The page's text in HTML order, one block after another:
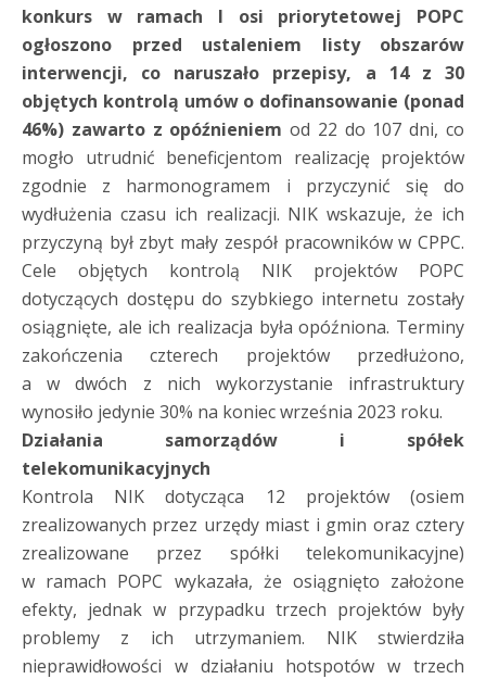
konkurs w ramach I osi priorytetowej POPC
ogłoszono przed ustaleniem listy obszarów
interwencji, co naruszało przepisy, a 14 z 30
objętych kontrolą umów o dofinansowanie (ponad
46%) zawarto z opóźnieniem od 22 do 107 dni, co
mogło utrudnić beneficjentom realizację projektów
zgodnie z harmonogramem i przyczynić się do
wydłużenia czasu ich realizacji. NIK wskazuje, że ich
przyczyną był zbyt mały zespół pracowników w CPPC.
Cele objętych kontrolą NIK projektów POPC
dotyczących dostępu do szybkiego internetu zostały
osiągnięte, ale ich realizacja była opóźniona. Terminy
zakończenia czterech projektów przedłużono,
a w dwóch z nich wykorzystanie infrastruktury
wynosiło jedynie 30% na koniec września 2023 roku.
Działania samorządów i spółek
telekomunikacyjnych
Kontrola NIK dotycząca 12 projektów (osiem
zrealizowanych przez urzędy miast i gmin oraz cztery
zrealizowane przez spółki telekomunikacyjne)
w ramach POPC wykazała, że osiągnięto założone
efekty, jednak w przypadku trzech projektów były
problemy z ich utrzymaniem. NIK stwierdziła
nieprawidłowości w działaniu hotspotów w trzech